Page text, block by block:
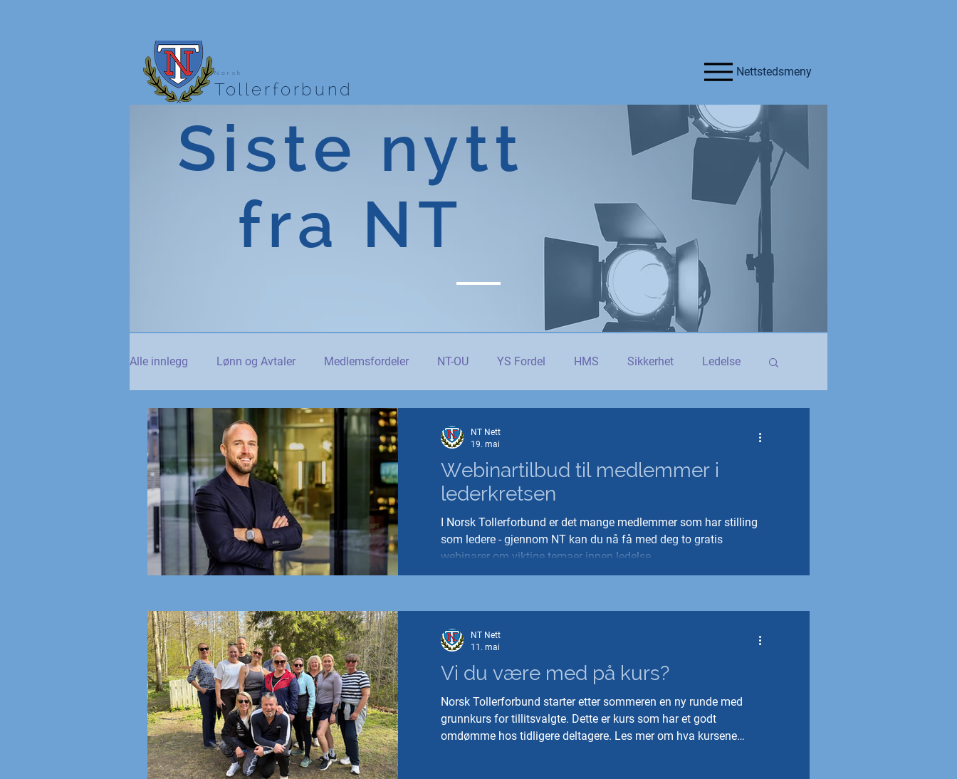
Norsk
Tollerforbund
Nettstedsmeny
Siste nytt
fra NT
Alle innlegg Lønn og Avtaler Medlemsfordeler NT-OU YS Fordel HMS Sikkerhet Ledelse
Norsk Tollblad Kurs og Utdanning Tolletaten
Internasjonalt Andre nyheter Budsjett og økonomi Pensjon og seniorpolitikk YS og YS Stat
NTO og UFE Teknologi, IT og AI Beredskap og sikkerhet Gjensidige
Webinartilbud til medlemmer i
lederkretsen
I Norsk Tollerforbund er det mange medlemmer som har stilling
som ledere - gjennom NT kan du nå få med deg to gratis
webinarer om viktige temaer innen ledelse.
NT Nett
19. mai
Vi du være med på kurs?
Norsk Tollerforbund starter etter sommeren en ny runde med
grunnkurs for tillitsvalgte. Dette er kurs som har et godt
omdømme hos tidligere deltagere. Les mer om hva kursene
NT Nett
11. mai